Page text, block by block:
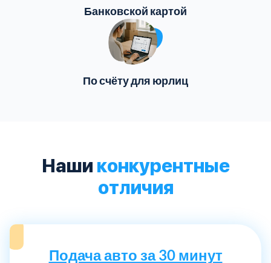
Банковской картой
По счёту для юрлиц
Наши конкурентные
отличия
Подача авто за 30 минут